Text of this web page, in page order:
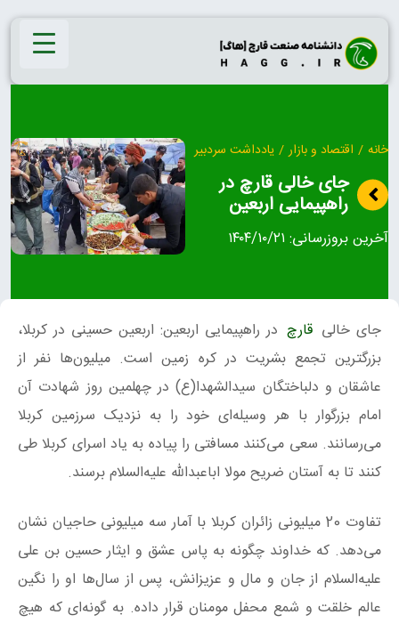
Skip
content
خانه / اقتصاد و بازار / یادداشت سردبیر
جای خالی قارچ در
راهپیمایی اربعین
آخرین بروزرسانی: ۱۴۰۴/۱۰/۲۱
جای خالی قارچ در راهپیمایی اربعین: اربعین حسینی در کربلا،
بزرگترین تجمع بشریت در کره زمین است. میلیون‌ها نفر از
عاشقان و دلباختگان سیدالشهدا(ع) در چهلمین روز شهادت آن
امام بزرگوار با هر وسیله‌ای خود را به نزدیک سرزمین کربلا
می‌رسانند. سعی می‌کنند مسافتی را پیاده به یاد اسرای کربلا طی
کنند تا به آستان ضریح مولا اباعبدالله علیه‌السلام برسند.
تفاوت 20 میلیونی زائران کربلا با آمار سه میلیونی حاجیان نشان
می‌دهد. که خداوند چگونه به پاس عشق و ایثار حسین بن علی
علیه‌السلام از جان و مال و عزیزانش، پس از سال‌ها او را نگین
عالم خلقت و شمع محفل مومنان قرار داده. به گونه‌ای که هیچ